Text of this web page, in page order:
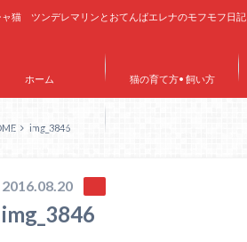
ャ猫 ツンデレマリンとおてんばエレナのモフモフ日記
ホーム 猫の育て方• 飼い方
サイトマップ
img_3846
2016.08.20
img_3846